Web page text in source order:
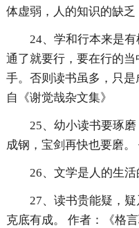
体虚弱，人的知识的缺乏
24、学和行本来是
通了就要行，要在行的
手。否则读书虽多，只
自《谢觉哉杂文集》
25、幼小读书要琢
成钢，宝剑再快也要磨。
26、文学是人的生活
27、读书贵能疑，
克底有成。 作者：《格言